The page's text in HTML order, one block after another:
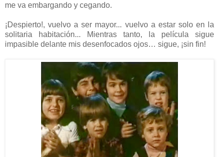
me va embargando y cegando.
¡Despierto!, vuelvo a ser mayor... vuelvo a estar solo en la
solitaria habitación... Mientras tanto, la película sigue
impasible delante mis desenfocados ojos… sigue, ¡sin fin!